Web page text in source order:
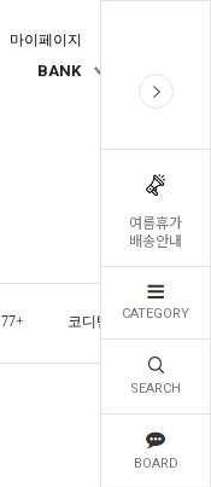
여름휴가
배송안내
CATEGORY
SEARCH
BOARD
마이페이지
BANK
77+ 코디템 오늘발송